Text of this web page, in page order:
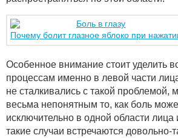
Почему болит глазное яблоко при
Особенное внимание стоит уделить
процессам именно в левой части
не сталкивались с такой проблемой,
весьма непонятным то, как боль
исключительно в одной области
такие случаи встречаются довольно-